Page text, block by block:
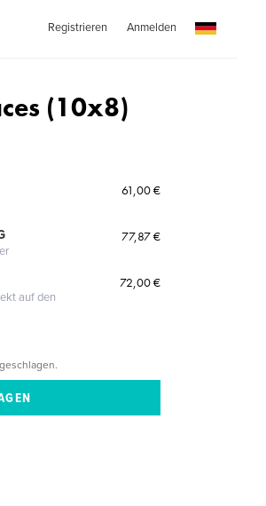
Registrieren Anmelden
(10x8)
61,00 €
77,87 €
auf den
72,00 €